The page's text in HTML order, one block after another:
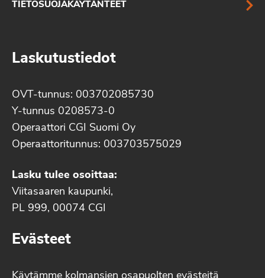
TIETOSUOJAKÄYTÄNTEET
Laskutustiedot
OVT-tunnus: 003702085730
Y-tunnus 0208573-0
Operaattori CGI Suomi Oy
Operaattoritunnus: 003703575029
Lasku tulee osoittaa:
Viitasaaren kaupunki,
PL 999, 00074 CGI
Evästeet